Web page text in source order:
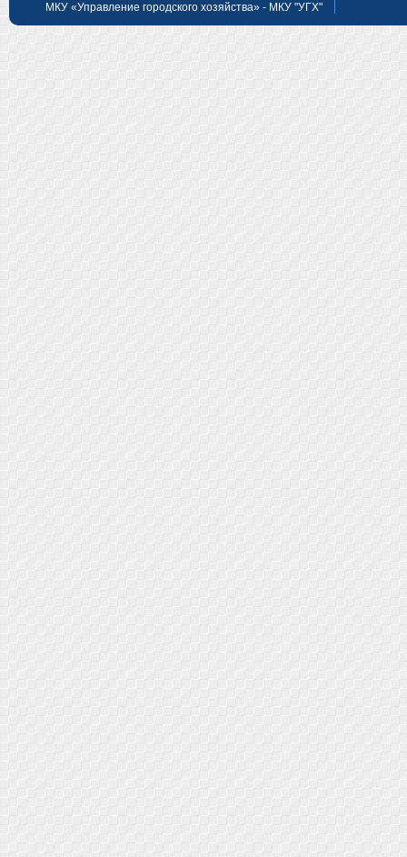
МКУ «Управление городского хозяйства» - МКУ "УГХ"